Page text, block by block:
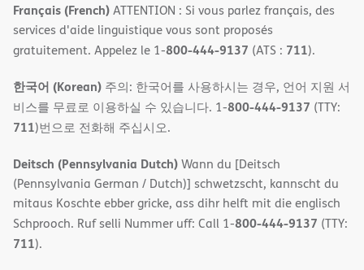
Français (French)ATTENTION : Si vous parlez français, des
services d'aide linguistique vous sont proposés
gratuitement. Appelez le 1-800-444-9137 (ATS : 711).
한국어 (Korean) 주의: 한국어를 사용하시는 경우, 언어 지원 서
비스를 무료로 이용하실 수 있습니다. 1-800-444-9137 (TTY:
711)번으로 전화해 주십시오.
Deitsch (Pennsylvania Dutch)Wann du [Deitsch
(Pennsylvania German / Dutch)] schwetzscht, kannscht du
mitaus Koschte ebber gricke, ass dihr helft mit die englisch
Schprooch. Ruf selli Nummer uff: Call 1-800-444-9137 (TTY:
711).